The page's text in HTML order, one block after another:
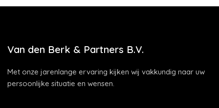
Van den Berk & Partners B.V.
Met onze jarenlange ervaring kijken wij vakkundig naar uw
persoonlijke situatie en wensen.